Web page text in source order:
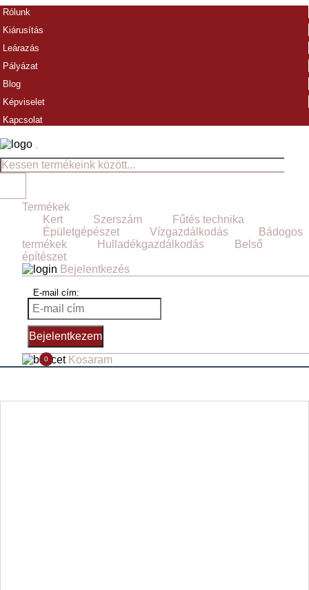
Rólunk
Kiárusítás
Leárazás
Pályázat
Blog
Képviselet
Kapcsolat
Termékek
Kert
Szerszám
Fűtés technika
Épületgépészet
Vízgazdálkodás
Bádogos
termékek
Hulladékgazdálkodás
Belső
építészet
Bejelentkezés
E-mail cím:
Bejelentkezem
Kosaram
0